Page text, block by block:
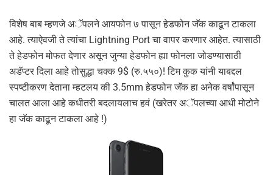
विशेष बाब म्हणजे अॅपलने आयफोन ७ पासून हेडफोन जॅक काढून टाकला
आहे. त्याऐवजी ते त्यांचा Lightning Port चा वापर करणार आहेत. त्यासाठी
ते हेडफोन मोफत देणार असून जुन्या हेडफोन ह्या फोनला जोडण्यासाठी
अडॅप्टर दिला आहे तोसुद्धा चक्क 9$ (रु.५५०)! टिम कुक यांनी याबद्दल
स्पष्टीकरण देताना म्हटलय की 3.5mm हेडफोन जॅक हा अनेक वर्षांपासून
चालत आला आहे कधीतरी बदलायलाच हवं (खरेतर अॅपलच्या आधी मोटोने
हा जॅक काढून टाकला आहे !)